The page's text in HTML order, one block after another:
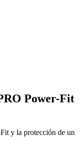
Power-Fit
y la protección de un